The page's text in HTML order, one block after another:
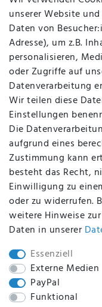
Über uns
Kontakt
Datenschutz
AGB
FAQ
Batterieentsorgung
Altölverordnung
Impressum
BEQUEM UND
BEI UNS SIND SIE
WIR VERSENDEN MIT
unserer Website
Daten von
Adresse), um z.B.
personalisieren,
oder Zugriffe auf
Datenverarbeitung
Wir teilen diese
Einstellungen
Die
aufgrund eines
Zustimmung kann
besteht das Recht,
Einwilligung zu
oder zu widerrufen.
weitere Hinweise
Daten in unserer
Essenziell
Externe Medien
PayPal
Funktional